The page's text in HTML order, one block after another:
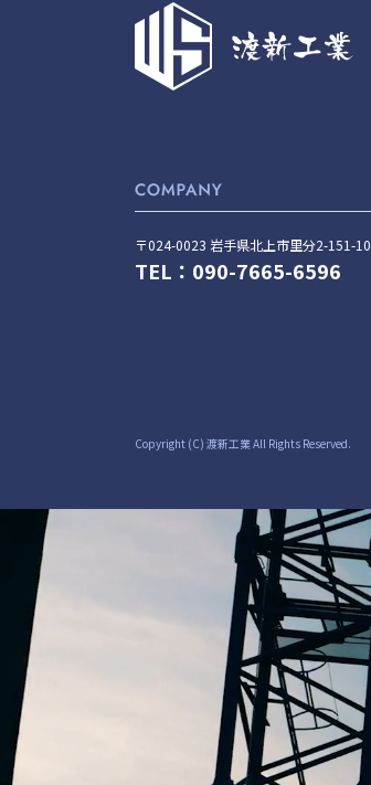
〒024-0023 岩手県北上市里分2-151-10
TEL：090-7665-6596
Copyright (C) 渡新工業 All Rights Reserved.